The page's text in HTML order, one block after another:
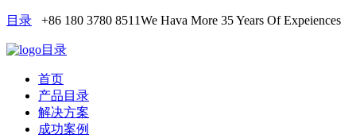
目录 +86 180 3780 8511We Hava More 35 Years Of Expeiences
目录
首页
产品目录
解决方案
成功案例